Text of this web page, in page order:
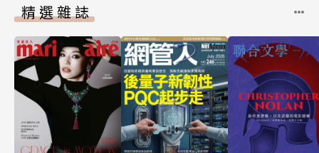
精選雜誌